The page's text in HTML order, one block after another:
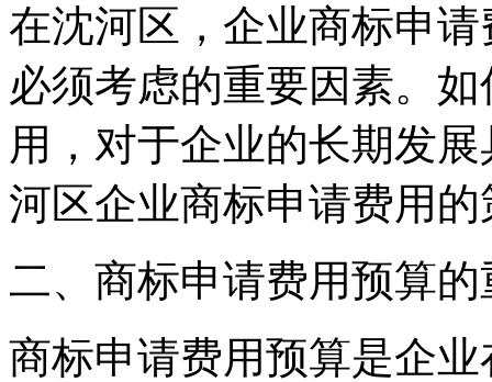
在沈河区，企业商标申
必须考虑的重要因素。
用，对于企业的长期发
河区企业商标申请费用
二、商标申请费用预算的
商标申请费用预算是企